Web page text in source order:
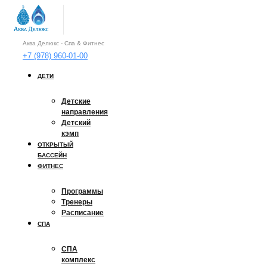
Аква Делюкс - Спа & Фитнес
+7 (978) 960-01-00
ДЕТИ
Детские
направления
Детский
кэмп
ОТКРЫТЫЙ
БАССЕЙН
ФИТНЕС
Программы
Тренеры
Расписание
СПА
СПА
комплекс